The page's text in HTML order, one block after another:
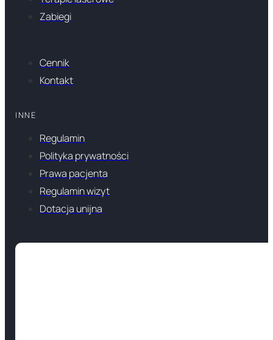
Zabiegi
Cennik
Kontakt
INNE
Regulamin
Polityka prywatności
Prawa pacjenta
Regulamin wizyt
Dotacja unijna